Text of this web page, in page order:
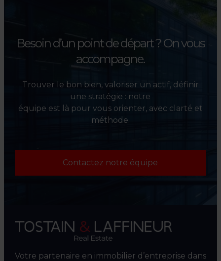
Besoin d’un point de départ ?On vous
accompagne.
Trouver le bon bien, valoriser un actif, définir
une stratégie : notre
équipe est là pour vous orienter, avec clarté et
méthode.
Contactez notre équipe
Votre partenaire en immobilier d’entreprise dans